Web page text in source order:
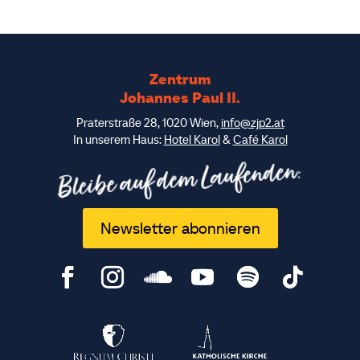
Zentrum
Johannes Paul II.
Praterstraße 28, 1020 Wien, info@zjp2.at
In unserem Haus: Hotel Karol&Café Karol
Bleibe auf dem Laufenden:
Newsletter abonnieren